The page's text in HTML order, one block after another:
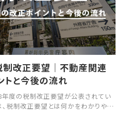
改正要望｜不動産関連
トと今後の流れ
度の税制改正要望が公表されてい
、税制改正要望とは何かをわかりやす